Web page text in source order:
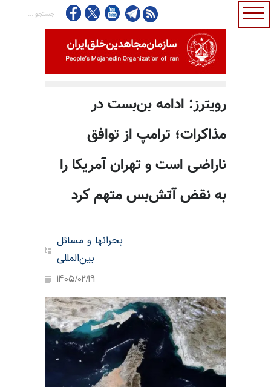
رویترز: ادامه بن‌بست در
مذاکرات؛ ترامپ از توافق
ناراضی است و تهران آمریکا را
به نقض آتش‌بس متهم کرد
بحرانها و مسائل
بین‌المللی
1405/02/19